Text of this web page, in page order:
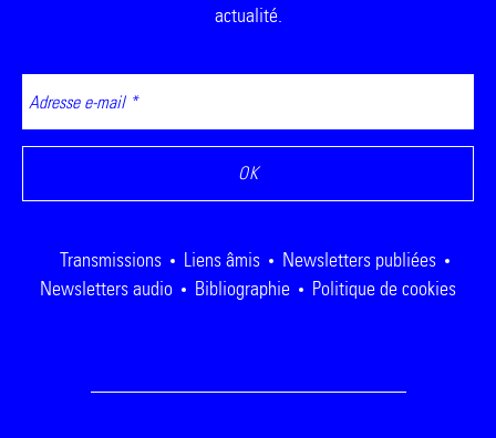
actualité.
Transmissions Liens âmis
Newsletters publiées
Newsletters audio
Bibliographie Politique de cookies